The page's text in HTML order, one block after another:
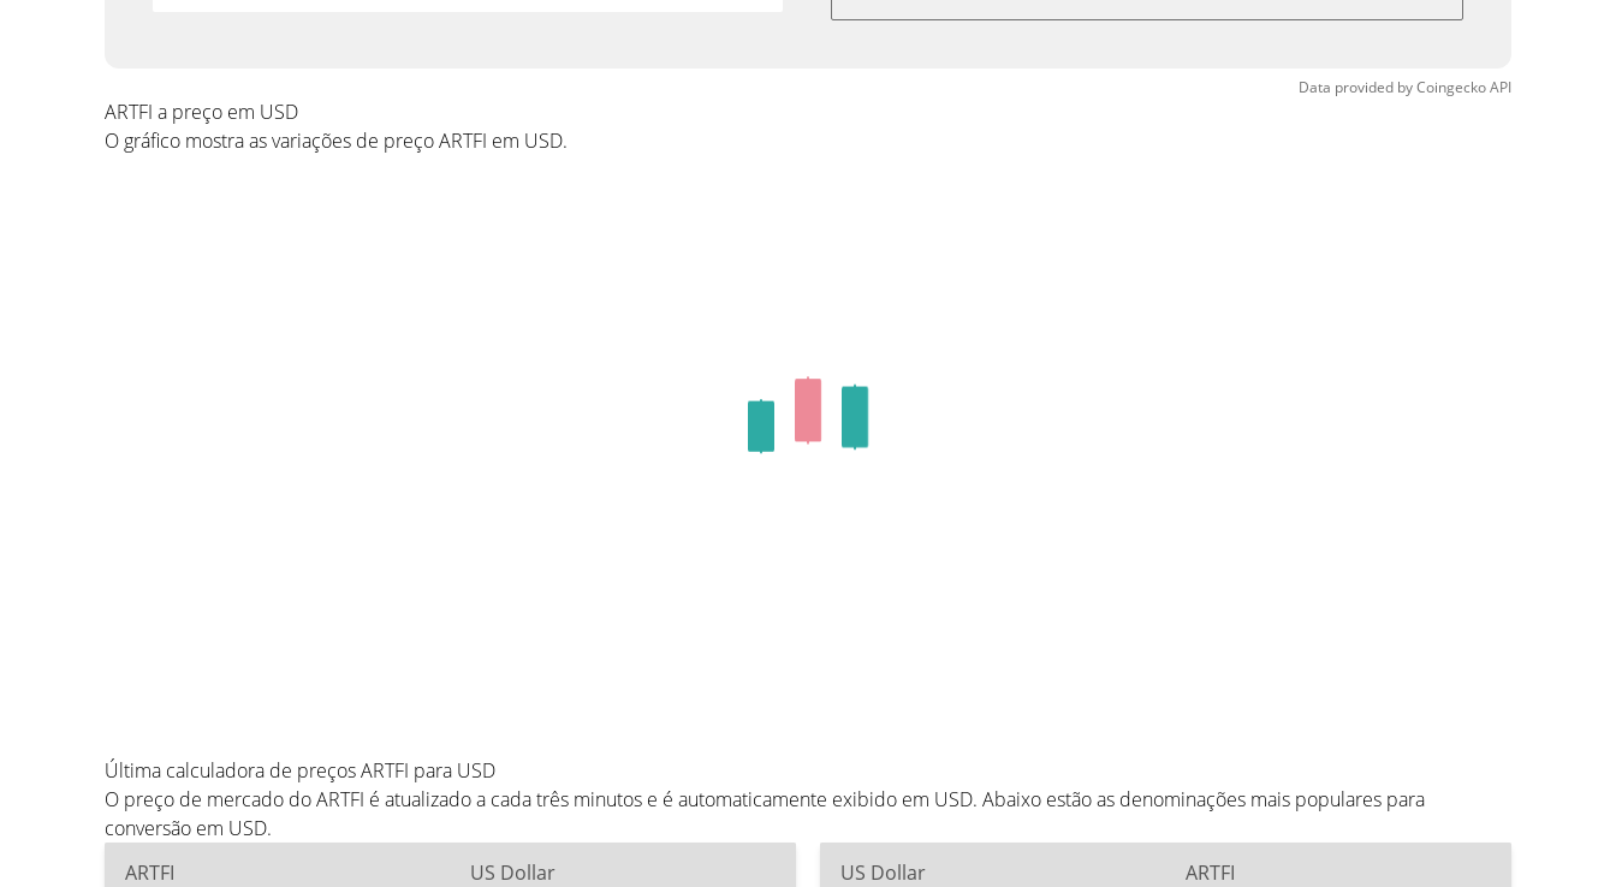
Data provided byCoingeckoAPI
ARTFI a preço em USD
O gráfico mostra as variações de preço ARTFI em USD.
Última calculadora de preços ARTFI para USD
O preço de mercado do ARTFI é atualizado a cada três minutos e é automaticamente exibido em USD. Abaixo estão as denominações mais populares para
conversão em USD.
ARTFI
US Dollar US Dollar ARTFI